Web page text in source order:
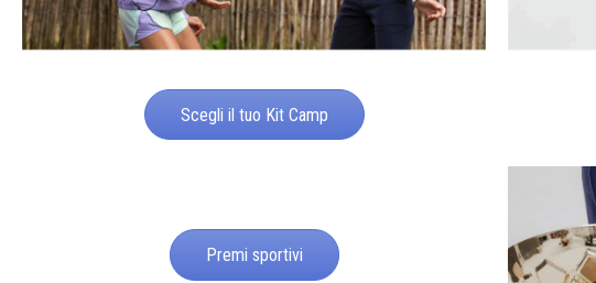
Scegli il tuo Kit Camp
Premi sportivi